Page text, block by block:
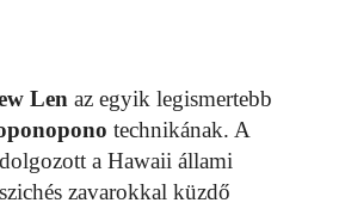
Len az egyik legismertebb
technikának. A
a Hawaii állami
zavarokkal küzdő